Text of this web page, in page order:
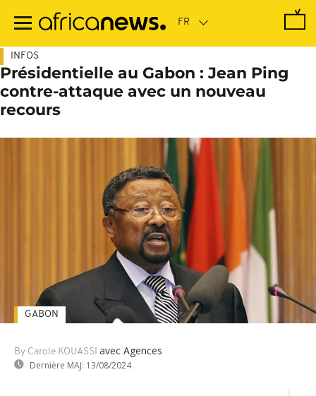
contenu
INFOS
Présidentielle au Gabon : Jean Ping
contre-attaque avec un nouveau
recours
By Carole KOUASSI avec Agences
Dernière MAJ: 13/08/2024
GABON